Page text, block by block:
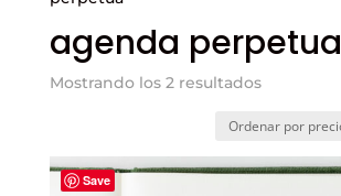
agenda perpetua
Mostrando los 2 resultadosOrdenado
precio:
alto
Save